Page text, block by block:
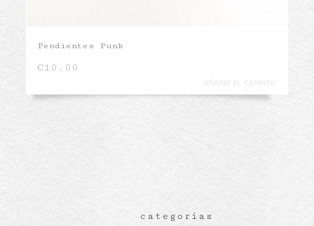
Pendientes Punk
€10.00
categorías